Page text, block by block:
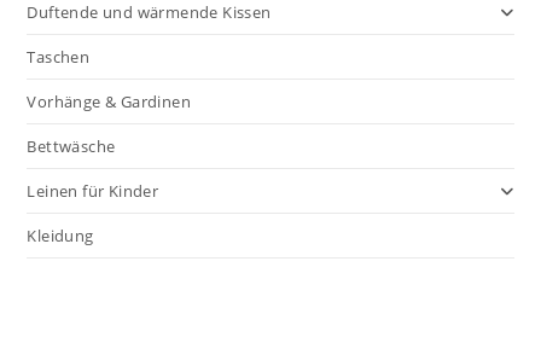
Duftende und wärmende Kissen
Taschen
Vorhänge & Gardinen
Bettwäsche
Leinen für Kinder
Kleidung